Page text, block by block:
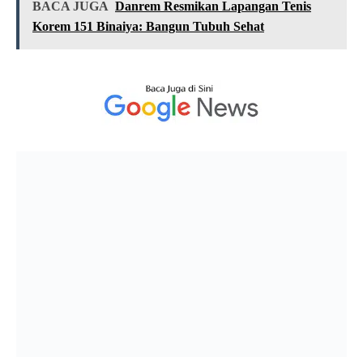
BACA JUGA Danrem Resmikan Lapangan Tenis
Korem 151 Binaiya: Bangun Tubuh Sehat